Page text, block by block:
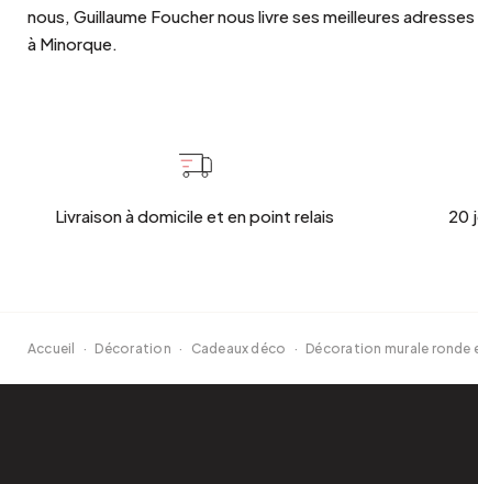
nous, Guillaume Foucher nous livre ses meilleures adresses
à Minorque.
Livraison à domicile et en point relais 20
Accueil · Décoration · Cadeaux déco · Décoration murale ronde